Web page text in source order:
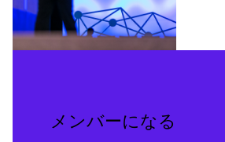
メンバーになる